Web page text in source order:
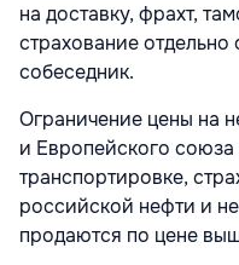
на доставку, фрахт,
страхование
собеседник.
Ограничение цены на
и Европейского cоюза
транспортировке,
российской нефти и
продаются по цене